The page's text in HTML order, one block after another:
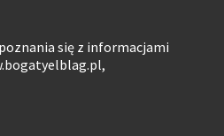
się z informacjami